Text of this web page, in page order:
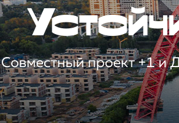
Совместный проект +1 и